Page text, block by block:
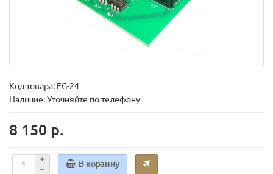
Код товара: FG-24
Наличие: Уточняйте по телефону
8 150 р.
В корзину